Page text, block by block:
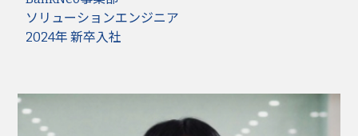
ソリューションエンジニア
2024年 新卒入社